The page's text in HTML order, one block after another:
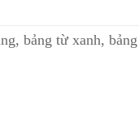
, bảng từ xanh,